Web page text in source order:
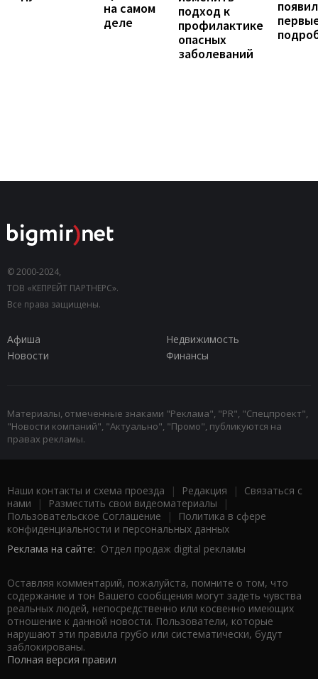
на самом
деле
подход к
профилактике
опасных
заболеваний
© 2000-2024,
ТОВ «КЕПРЕЙТ ПАРТНЕРС».
Все права защищены.
Афиша
Недвижимость
Новости
Финансы
Материалы, отмеченные знаками "Реклама", "PR", "Спецпроект",
"Новости компаний", "Актуально", "Промо", публикуются на
правах рекламы.
Наши контакты и схема проезда | Редакция | Связаться с
нами | Разместить свои видеоматериалы |
Пользовательское Соглашение |
Политика в сфере
конфиденциальности и персональных данных
Реклама на сайте: Отдел продаж digital рекламы
Оставляя комментарий, пожалуйста, помните о том, что
содержание и тон Вашего сообщения могут задеть чувства
реальных людей, непосредственно или косвенно имеющих
отношение к данной новости. Пользователи, которые
нарушают эти правила грубо или систематически, будут
заблокированы.
Полная версия правил